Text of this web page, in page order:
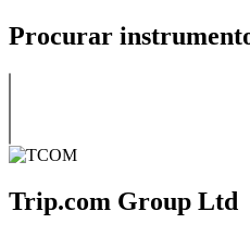
Procurar
Trip.com Group Ltd